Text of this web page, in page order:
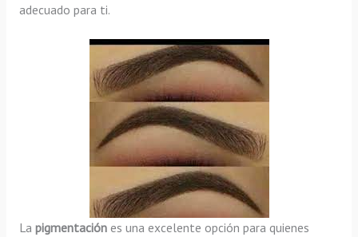
adecuado para ti.
La pigmentaciónes una excelente opción para quienes